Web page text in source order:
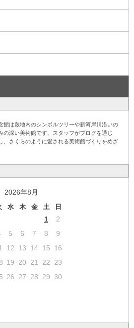
館は敷地内のシンボルツリーや新河岸川沿いの
の深い美術館です。スタッフがブログを通じ
、さくらのように愛される美術館づくりをめざ
2026年8月
水 木 金 土 日
1
2
5 6 7 8
9
12 13 14 15
16
19 20 21 22
23
26 27 28 29
30